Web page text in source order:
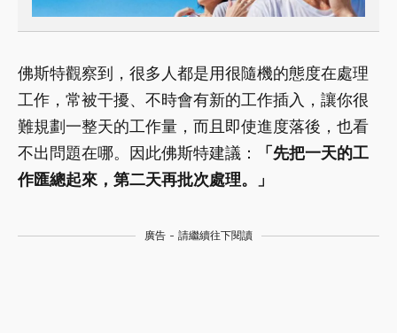
佛斯特觀察到，很多人都是用很隨機的態度在處理
工作，常被干擾、不時會有新的工作插入，讓你很
難規劃一整天的工作量，而且即使進度落後，也看
不出問題在哪。因此佛斯特建議：
「先把一天的工
作匯總起來，第二天再批次處理。」
廣告 - 請繼續往下閱讀